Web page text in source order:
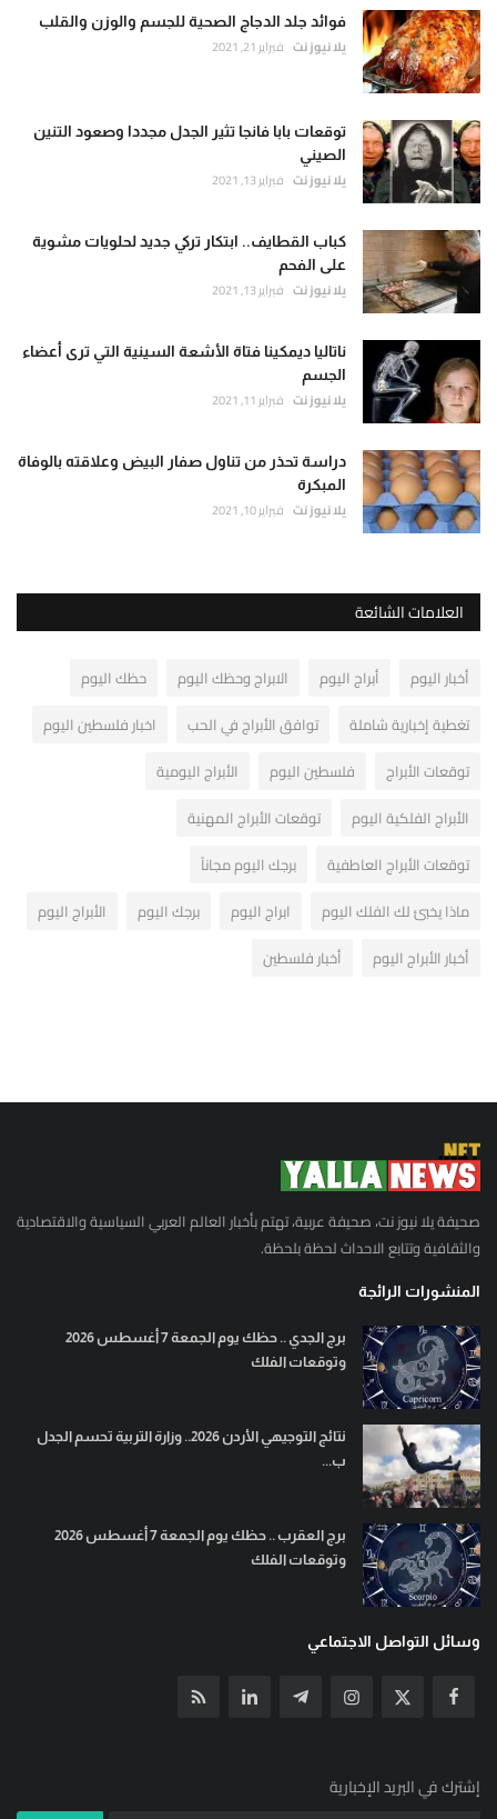
فوائد جلد الدجاج الصحية للجسم والوزن والقلب
يلا نيوز نت فبراير 21, 2021
توقعات بابا فانجا تثير الجدل مجددا وصعود التنين
الصيني
يلا نيوز نت فبراير 13, 2021
كباب القطايف.. ابتكار تركي جديد لحلويات مشوية
على الفحم
يلا نيوز نت فبراير 13, 2021
ناتاليا ديمكينا فتاة الأشعة السينية التي ترى أعضاء
الجسم
يلا نيوز نت فبراير 11, 2021
دراسة تحذر من تناول صفار البيض وعلاقته بالوفاة
المبكرة
يلا نيوز نت فبراير 10, 2021
العلامات الشائعة
أخبار اليوم أبراج اليوم الابراج وحظك اليوم
حظك اليوم
تغطية إخبارية شاملة
توافق الأبراج في الحب
اخبار فلسطين اليوم
توقعات الأبراج
فلسطين اليوم
الأبراج اليومية
الأبراج الفلكية اليوم
توقعات الأبراج المهنية
توقعات الأبراج العاطفية
برجك اليوم مجاناً
ماذا يخبئ لك الفلك اليوم
ابراج اليوم برجك اليوم
الأبراج اليوم
أخبار الأبراج اليوم
أخبار فلسطين
صحيفة يلا نيوز نت، صحيفة عربية، تهتم بأخبار العالم العربي السياسية والاقتصادية
والثقافية وتتابع الاحداث لحظة بلحظة.
المنشورات الرائجة
برج الجدي .. حظك يوم الجمعة 7 أغسطس 2026
وتوقعات الفلك
نتائج التوجيهي الأردن 2026.. وزارة التربية تحسم الجدل
ب...
برج العقرب .. حظك يوم الجمعة 7 أغسطس 2026
وتوقعات الفلك
وسائل التواصل الاجتماعي
إشترك في البريد الإخبارية